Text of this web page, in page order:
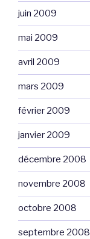
juin 2009
mai 2009
avril 2009
mars 2009
février 2009
janvier 2009
décembre 2008
novembre 2008
octobre 2008
septembre 2008